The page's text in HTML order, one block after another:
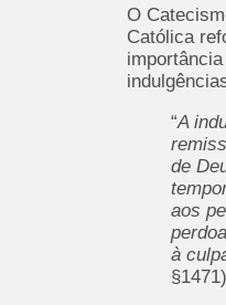
O
Católica
“A
de
aos
à